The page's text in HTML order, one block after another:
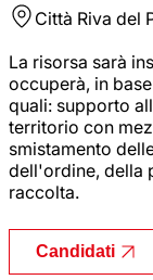
Città Riva del
La risorsa sarà
occuperà, in
quali: supporto
territorio con
smistamento
dell'ordine, della
raccolta.
Candidati